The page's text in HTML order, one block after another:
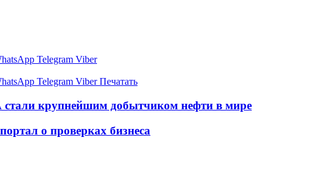
Telegram Viber
Telegram Viber Печатать
крупнейшим добытчиком нефти в мире
о проверках бизнеса